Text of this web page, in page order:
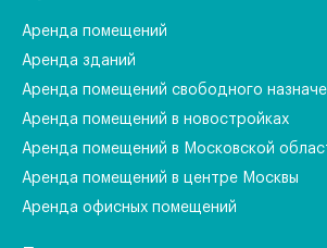
Аренда помещений
Аренда зданий
Аренда помещений свободного
Аренда помещений в новостройках
Аренда помещений в Московской
Аренда помещений в центре Москвы
Аренда офисных помещений